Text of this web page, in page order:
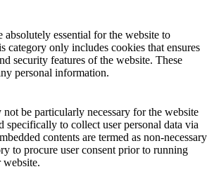
absolutely essential for the website to
category only includes cookies that ensures
security features of the website. These
personal information.
be particularly necessary for the website
specifically to collect user personal data via
contents are termed as non-necessary
to procure user consent prior to running
website.